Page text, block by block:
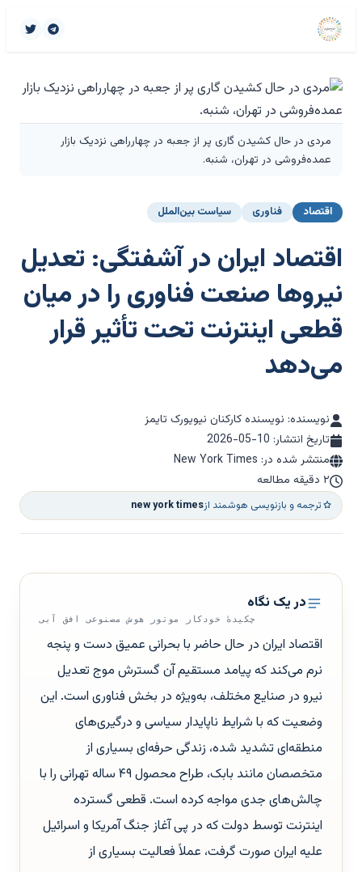
مردی در حال کشیدن گاری پر از جعبه در چهارراهی نزدیک بازار
عمده‌فروشی در تهران، شنبه.
اقتصاد فناوری سیاست بین‌الملل
اقتصاد ایران در آشفتگی: تعدیل
نیروها صنعت فناوری را در میان
قطعی اینترنت تحت تأثیر قرار
می‌دهد
نویسنده: نویسنده کارکنان نیویورک تایمز
تاریخ انتشار: 2026-05-10
منتشر شده در: New York Times
۲ دقیقه مطالعه
ترجمه و بازنویسی هوشمند ازnew york times
در یک نگاه
چکیدهٔ خودکار موتور هوش مصنوعی افق آبی
اقتصاد ایران در حال حاضر با بحرانی عمیق دست‌ و پنجه
نرم می‌کند که پیامد مستقیم آن گسترش موج تعدیل
نیرو در صنایع مختلف، به‌ویژه در بخش فناوری است. این
وضعیت که با شرایط ناپایدار سیاسی و درگیری‌های
منطقه‌ای تشدید شده، زندگی حرفه‌ای بسیاری از
متخصصان مانند بابک، طراح محصول ۴۹ ساله تهرانی را با
چالش‌های جدی مواجه کرده است. قطعی گسترده
اینترنت توسط دولت که در پی آغاز جنگ آمریکا و اسرائیل
علیه ایران صورت گرفت، عملاً فعالیت بسیاری از